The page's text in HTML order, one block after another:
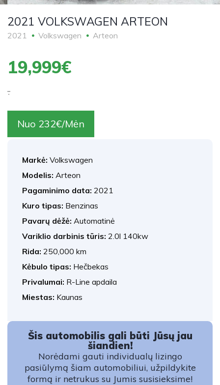
2021 VOLKSWAGEN ARTEON
2021 Volkswagen Arteon
19,999€
.
Nuo 232€/Mėn
Markė: Volkswagen
Modelis: Arteon
Pagaminimo data: 2021
Kuro tipas: Benzinas
Pavarų dėžė: Automatinė
Variklio darbinis tūris: 2.0l 140kw
Rida: 250,000 km
Kėbulo tipas: Hečbekas
Privalumai: R-Line apdaila
Miestas: Kaunas
Šis automobilis gali būti Jūsų jau
šiandien!
Norėdami gauti individualų lizingo
pasiūlymą šiam automobiliui, užpildykite
formą ir netrukus su Jumis susisieksime!